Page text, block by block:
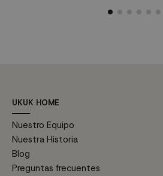
UKUK HOME
Nuestro Equipo
Nuestra Historia
Blog
Preguntas frecuentes